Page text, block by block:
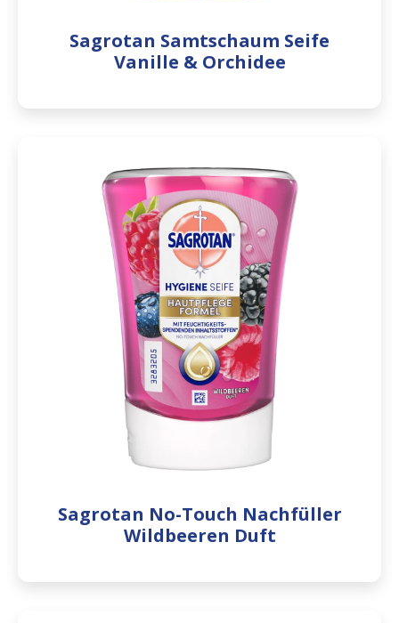
Sagrotan Samtschaum Seife
Vanille & Orchidee
Sagrotan No-Touch Nachfüller
Wildbeeren Duft